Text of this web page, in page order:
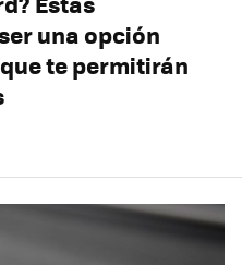
una opción
te permitirán